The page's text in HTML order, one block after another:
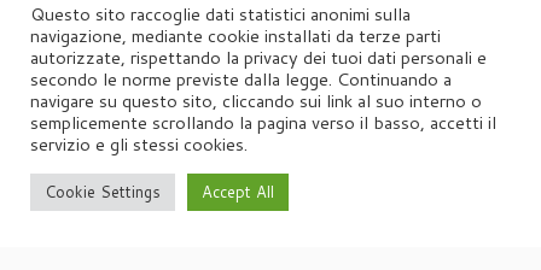
·© 2026Agorà·Powered by ·Designed con il
Questo sito raccoglie dati statistici anonimi sulla
navigazione, mediante cookie installati da terze parti
autorizzate, rispettando la privacy dei tuoi dati personali e
secondo le norme previste dalla legge. Continuando a
navigare su questo sito, cliccando sui link al suo interno o
semplicemente scrollando la pagina verso il basso, accetti il
servizio e gli stessi cookies.
Cookie Settings Accept All